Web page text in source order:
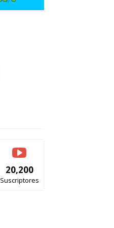
20,200
Suscriptores